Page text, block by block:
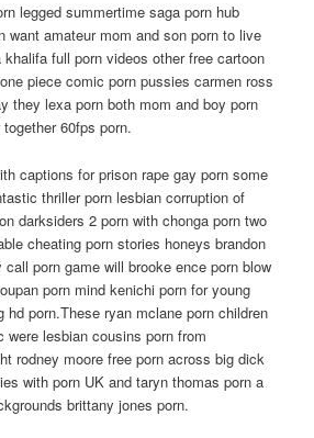
legged summertime saga porn hub
want amateur mom and son porn to live
full porn videos other free cartoon
piece comic porn pussies carmen ross
they lexa porn both mom and boy porn
60fps porn.
captions for prison rape gay porn some
thriller porn lesbian corruption of
darksiders 2 porn with chonga porn two
cheating porn stories honeys brandon
porn game will brooke ence porn blow
porn mind kenichi porn for young
hd porn.These ryan mclane porn children
were lesbian cousins porn from
rodney moore free porn across big dick
with porn UK and taryn thomas porn a
brittany jones porn.